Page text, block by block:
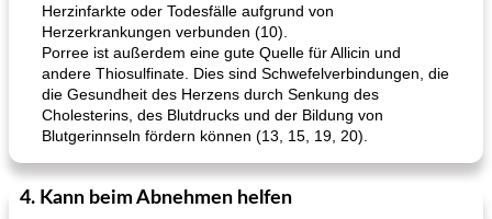
Herzinfarkte oder Todesfälle aufgrund von
Herzerkrankungen verbunden (10).
Porree ist außerdem eine gute Quelle für Allicin und
andere Thiosulfinate. Dies sind Schwefelverbindungen, die
die Gesundheit des Herzens durch Senkung des
Cholesterins, des Blutdrucks und der Bildung von
Blutgerinnseln fördern können (13, 15, 19, 20).
4. Kann beim Abnehmen helfen